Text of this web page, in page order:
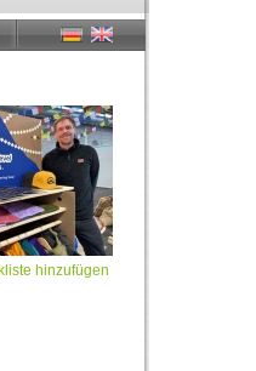
hinzufügen